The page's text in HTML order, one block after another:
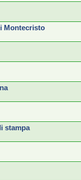
Montecristo
stampa